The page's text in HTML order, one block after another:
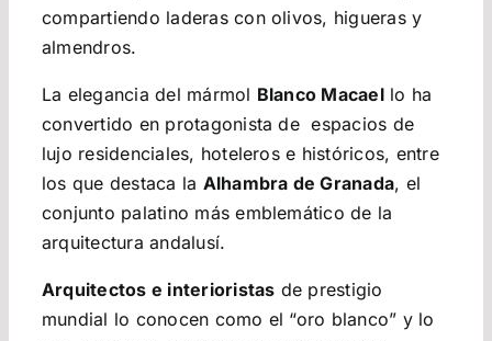
compartiendo laderas con olivos, higueras y
almendros.
La elegancia del mármol Blanco Macaello ha
convertido en protagonista de espacios de
lujo residenciales, hoteleros e históricos, entre
los que destaca la Alhambra de Granada, el
conjunto palatino más emblemático de la
arquitectura andalusí.
Arquitectos e interioristas de prestigio
mundial lo conocen como el “oro blanco” y lo